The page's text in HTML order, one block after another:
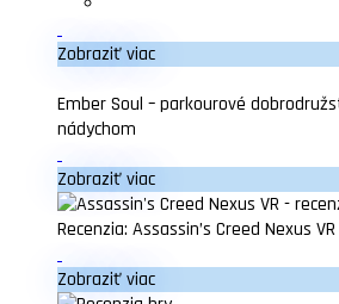
Zobraziť viac
Ember Soul – parkourové
nádychom
Zobraziť viac
Recenzia: Assassin’s Creed Nexus VR
Zobraziť viac